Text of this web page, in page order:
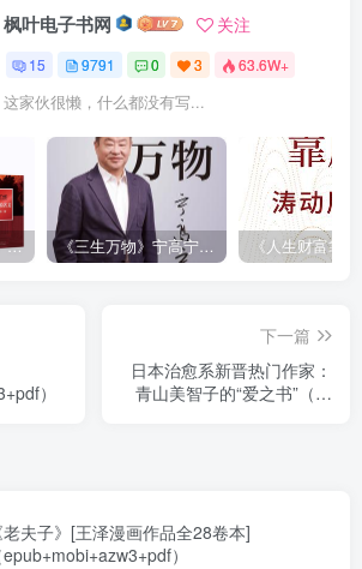
枫叶电子书网 关注
15 9791 0 3 63.6W+
这家伙很懒，什么都没有写...
《周梅森作品全集》[共30册] 《三生万物》宁高宁（epub+mobi+azw3+pdf）
）
下一篇
日本治愈系新晋热门作家：
青山美智子的“爱之书”（共
老夫子》[王泽漫画作品全28卷本]
epub+mobi+azw3+pdf）